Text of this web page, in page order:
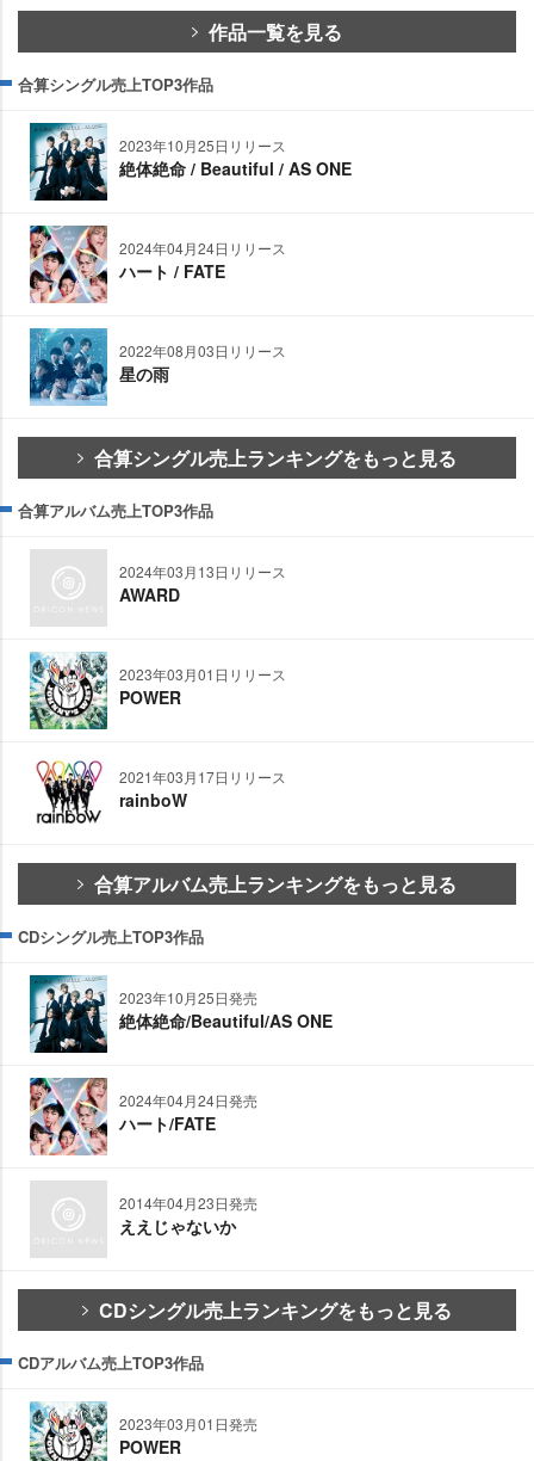
作品一覧を見る
合算シングル売上TOP3作品
2023年10月25日リリース
絶体絶命 / Beautiful / AS ONE
2024年04月24日リリース
ハート / FATE
2022年08月03日リリース
星の雨
合算シングル売上ランキングをもっと見る
合算アルバム売上TOP3作品
2024年03月13日リリース
AWARD
2023年03月01日リリース
POWER
2021年03月17日リリース
rainboW
合算アルバム売上ランキングをもっと見る
CDシングル売上TOP3作品
2023年10月25日発売
絶体絶命/Beautiful/AS ONE
2024年04月24日発売
ハート/FATE
2014年04月23日発売
ええじゃないか
CDシングル売上ランキングをもっと見る
CDアルバム売上TOP3作品
2023年03月01日発売
POWER